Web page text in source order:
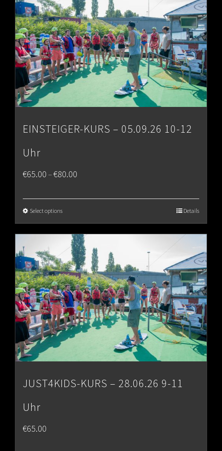
EINSTEIGER-KURS – 05.09.26 10-12
Uhr
€65.00–€80.00
€80.00
Select options Details
JUST4KIDS-KURS – 28.06.26 9-11
Uhr
€65.00